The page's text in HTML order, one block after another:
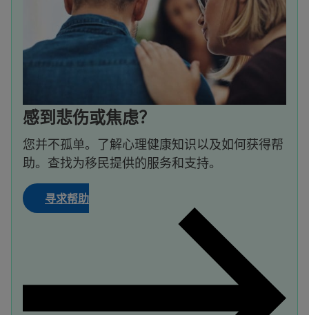
感到悲伤或焦虑？
您并不孤单。了解心理健康知识以及如何获得帮
助。查找为移民提供的服务和支持。
寻求帮助